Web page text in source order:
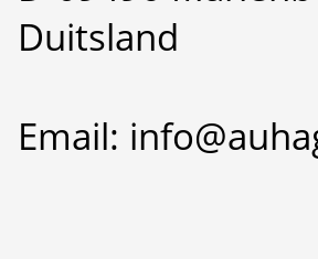
Duitsland
Email: